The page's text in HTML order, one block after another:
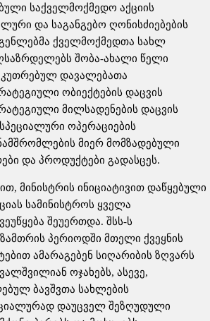
საქველმოქმედო აქციის
და საგანგებო ღონისძიებების
ქველმოქმედთა სახლ
შობა-ახალი წელი
დავალებათა
ობიექტების დაცვის
მილსადენების დაცვის
ოპერაციების
მიერ მომზადებული
და პროდუქტები გადასცეს.
მინისტრის ინიციატივით დაწყებული
სამინისტროს ყველა
შეუერთდა. შსს-ს
პერიოდში მთელი ქვეყნის
ამარაგებენ სიღარიბის ზღვარს
ოჯახებს, ასევე,
ბავშვთა სახლების
დაუცველ შეზღუდული